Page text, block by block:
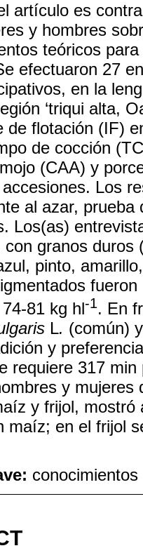
artículo es
y hombres
teóricos
efectuaron 27
en la
‘triqui alta,
de flotación (IF)
de cocción
(CAA) y
Los
al azar,
Los(as)
granos
pinto,
81 kg hl-1. En
L. (común)
y
requiere 317
y mujeres
y frijol,
maíz; en el frijol